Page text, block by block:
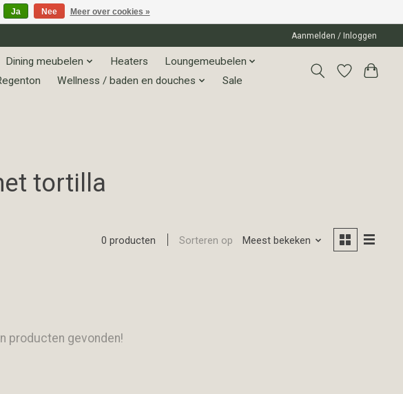
Aanmelden / Inloggen
Dining meubelen Heaters
Loungemeubelen
Wellness / baden en douches Sale
tortilla
0 producten Sorteren op Meest bekeken
producten gevonden!
Ja Nee Meer over cookies »